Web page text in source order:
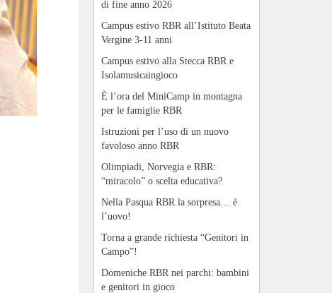
di fine anno 2026
Campus estivo RBR all’Istituto Beata
Vergine 3-11 anni
Campus estivo alla Stecca RBR e
Isolamusicaingioco
È l’ora del MiniCamp in montagna
per le famiglie RBR
Istruzioni per l’uso di un nuovo
favoloso anno RBR
Olimpiadi, Norvegia e RBR:
“miracolo” o scelta educativa?
Nella Pasqua RBR la sorpresa… è
l’uovo!
Torna a grande richiesta “Genitori in
Campo”!
Domeniche RBR nei parchi: bambini
e genitori in gioco